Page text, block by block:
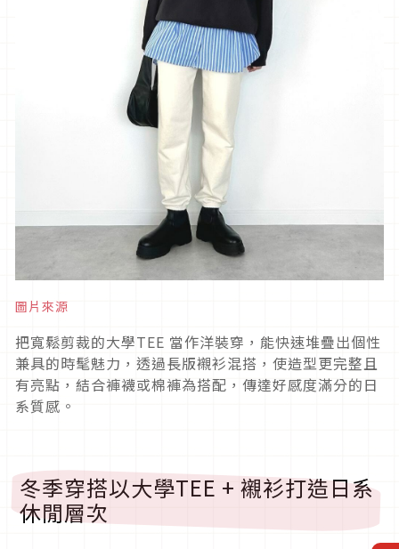
圖片來源
把寬鬆剪裁的大學TEE 當作洋裝穿，能快速堆疊出個性
兼具的時髦魅力，透過長版襯衫混搭，使造型更完整且
有亮點，結合褲襪或棉褲為搭配，傳達好感度滿分的日
系質感。
冬季穿搭以大學TEE + 襯衫打造日系
休閒層次